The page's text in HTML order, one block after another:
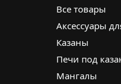
Все товары
Аксессуары
Казаны
Печи под
Мангалы